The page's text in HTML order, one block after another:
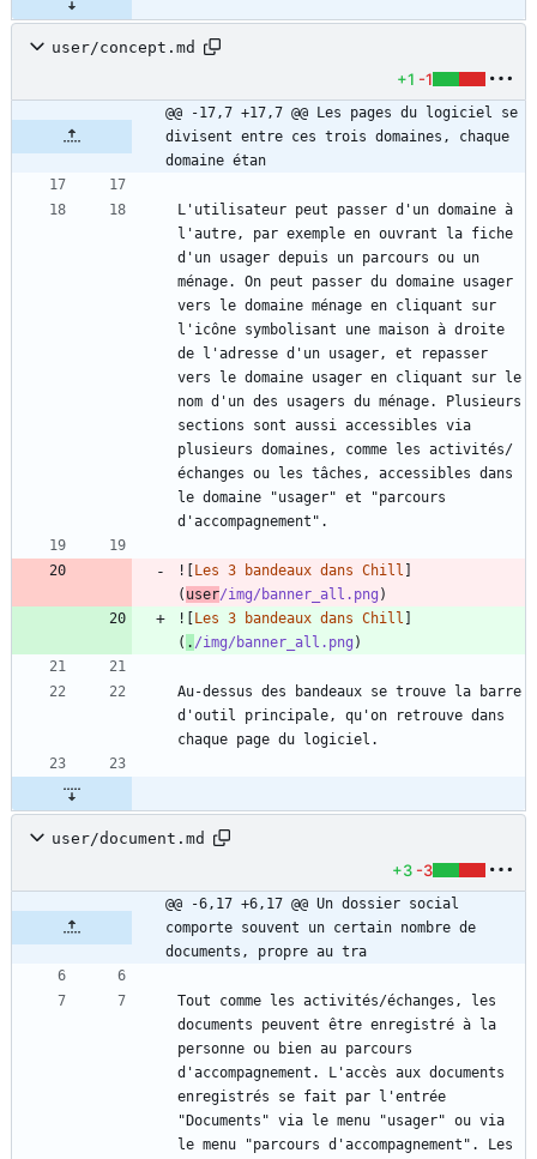
user/concept.md
+1 -1
@@ -17,7 +17,7 @@ Les pages du logiciel se
divisent entre ces trois domaines, chaque
domaine étan
L'utilisateur peut passer d'un domaine à
l'autre, par exemple en ouvrant la fiche
d'un usager depuis un parcours ou un
ménage. On peut passer du domaine usager
vers le domaine ménage en cliquant sur
l'icône symbolisant une maison à droite
de l'adresse d'un usager, et repasser
vers le domaine usager en cliquant sur le
nom d'un des usagers du ménage. Plusieurs
sections sont aussi accessibles via
plusieurs domaines, comme les activités/
échanges ou les tâches, accessibles dans
le domaine "usager" et "parcours
![ Les 3 bandeaux dans Chill
( user/img/banner_all.png
![
Les 3 bandeaux dans Chill
( . /img/banner_all.png
Au-dessus des bandeaux se trouve la barre
d'outil principale, qu'on retrouve dans
user/document.md
+3 -3
@@ -6,17 +6,17 @@ Un dossier social
comporte souvent un certain nombre de
documents, propre au tra
Tout comme les activités/échanges, les
documents peuvent être enregistré à la
personne ou bien au parcours
d'accompagnement. L'accès aux documents
enregistrés se fait par l'entrée
"Documents" via le menu "usager" ou via
le menu "parcours d'accompagnement". Les